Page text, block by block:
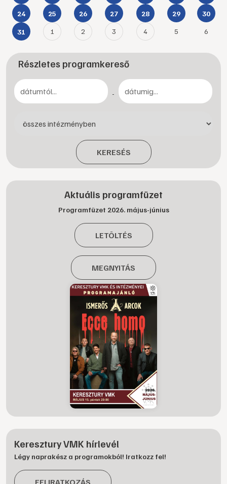
24 25 26 27 28 29 30
31 1 2 3 4 5 6
Részletes programkereső
-
KERESÉS
Aktuális programfüzet
Programfüzet 2026. május-június
LETÖLTÉS
MEGNYITÁS
Keresztury VMK hírlevél
Légy naprakész a programokból! Iratkozz fel!